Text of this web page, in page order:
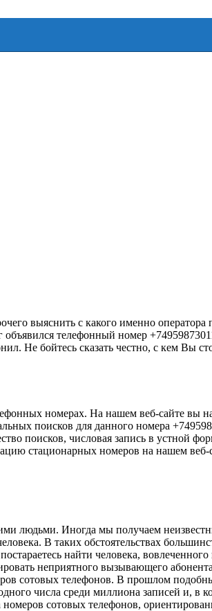
выяснить с какого именно оператора
объявился телефонный номер
Не бойтесь сказать честно, с кем Вы
номерах. На нашем веб-сайте вы
поисков для данного номера
поисков, числовая запись в устной
стационарных номеров на нашем веб-
людьми. Иногда мы получаем
В таких обстоятельствах
найти человека,
неприятного вызывающего
сотовых телефонов. В прошлом
числа среди миллиона записей и, в
сотовых телефонов,